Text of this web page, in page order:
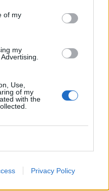
of my
my
Use,
of my
with the
Privacy Policy
Manninen nautiskeli
Sveitsi-peliin –
tekee paluun
sekosi Suomen 2.
sai samasta tilanteesta